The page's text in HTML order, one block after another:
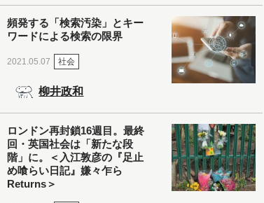
頻発する「検索汚染」とキー
ワードによる検索の限界
2021.05.07 社会
柳井政和
ロンドン再封鎖16週目。最終
回・英国社会は「新たな段
階」に。＜入江敦彦の『足止
め喰らい日記』嫌々乍ら
Returns＞